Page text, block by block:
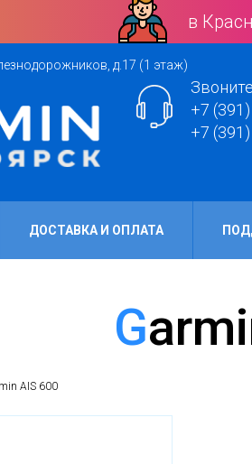
в
д.17 (1 этаж)
+7
+7
ДОСТАВКА И ОПЛАТА
AIS 600